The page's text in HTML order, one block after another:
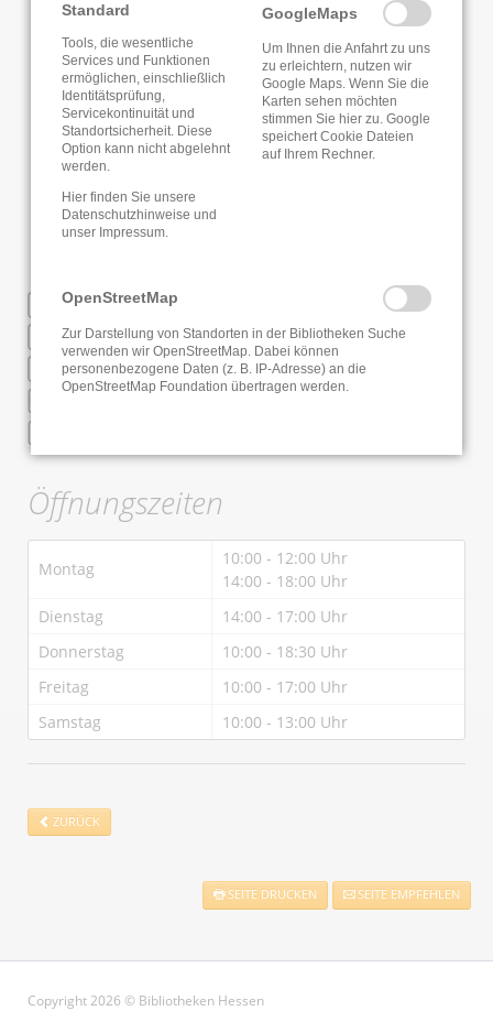
WLAN
Deutsche Fernleihe
RFID
Online Anmeldung
Öffnungszeiten
Montag
10:00 - 12:00 Uhr
14:00 - 18:00 Uhr
Dienstag
14:00 - 17:00 Uhr
Donnerstag
10:00 - 18:30 Uhr
Freitag
10:00 - 17:00 Uhr
Samstag
10:00 - 13:00 Uhr
ZURÜCK
SEITE DRUCKEN SEITE EMPFEHLEN
Copyright 2026 © Bibliotheken Hessen
Standard
Tools, die wesentliche
Services und Funktionen
ermöglichen, einschließlich
Identitätsprüfung,
Servicekontinuität und
Standortsicherheit. Diese
Option kann nicht abgelehnt
werden.
Hier finden Sie unsere
Datenschutzhinweise und
unser Impressum.
GoogleMaps
Um Ihnen die Anfahrt zu uns
zu erleichtern, nutzen wir
Google Maps. Wenn Sie die
Karten sehen möchten
stimmen Sie hier zu. Google
speichert Cookie Dateien
auf Ihrem Rechner.
OpenStreetMap
Zur Darstellung von Standorten in der Bibliotheken Suche
verwenden wir OpenStreetMap. Dabei können
personenbezogene Daten (z. B. IP-Adresse) an die
OpenStreetMap Foundation übertragen werden.